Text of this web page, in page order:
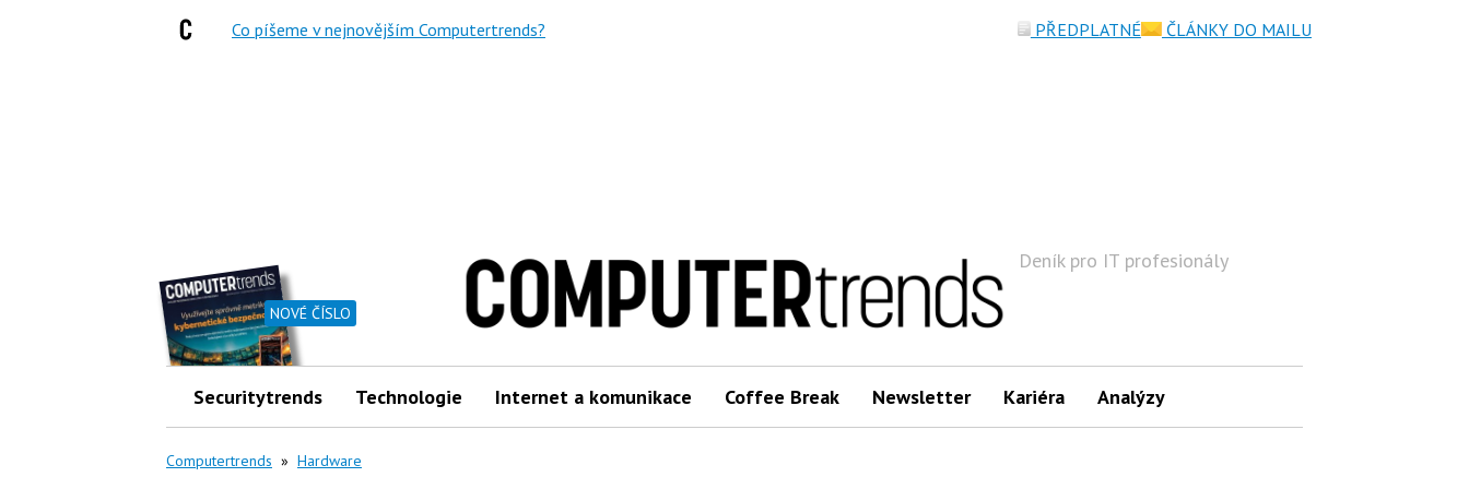
NOVÉ ČÍSLO
Deník pro IT profesionály
Securitytrends Technologie Internet a komunikace Coffee Break Newsletter Kariéra Analýzy
Computertrends » Hardware
Co píšeme v nejnovějším Computertrends? PŘEDPLATNÉ ČLÁNKY DO MAILU